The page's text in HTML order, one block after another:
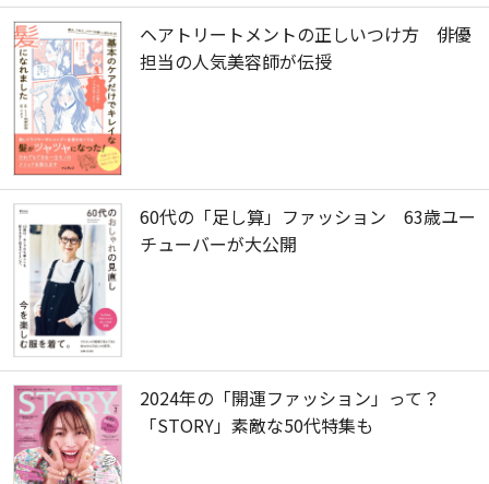
ヘアトリートメントの正しいつけ方 俳優
担当の人気美容師が伝授
60代の「足し算」ファッション 63歳ユー
チューバーが大公開
2024年の「開運ファッション」って？
「STORY」素敵な50代特集も